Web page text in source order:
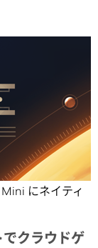
プデートさ
にネイティ
クラウドゲ